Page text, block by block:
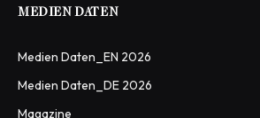
MEDIEN DATEN
Medien Daten_EN 2026
Medien Daten_DE 2026
Magazine